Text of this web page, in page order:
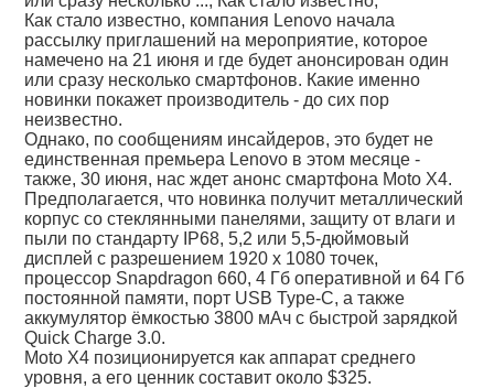
Как стало известно, компания Lenovo начала
рассылку приглашений на мероприятие, которое
намечено на 21 июня и где будет анонсирован один
или сразу несколько смартфонов. Какие именно
новинки покажет производитель - до сих пор
неизвестно.
Однако, по сообщениям инсайдеров, это будет не
единственная премьера Lenovo в этом месяце -
также, 30 июня, нас ждет анонс смартфона Moto X4.
Предполагается, что новинка получит металлический
корпус со стеклянными панелями, защиту от влаги и
пыли по стандарту IP68, 5,2 или 5,5-дюймовый
дисплей с разрешением 1920 х 1080 точек,
процессор Snapdragon 660, 4 Гб оперативной и 64 Гб
постоянной памяти, порт USB Type-C, а также
аккумулятор ёмкостью 3800 мАч с быстрой зарядкой
Quick Charge 3.0.
Moto X4 позиционируется как аппарат среднего
уровня, а его ценник составит около $325.